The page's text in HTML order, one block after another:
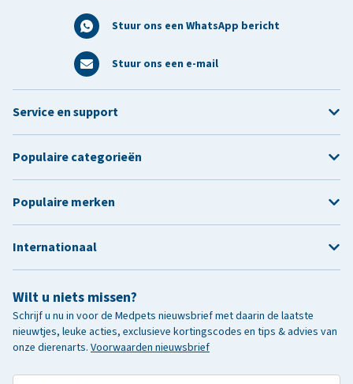
Stuur ons een WhatsApp bericht
Stuur ons een e-mail
Wilt u niets missen?
Schrijf u nu in voor de Medpets nieuwsbrief met daarin de laatste
nieuwtjes, leuke acties, exclusieve kortingscodes en tips & advies van
onze dierenarts. Voorwaarden nieuwsbrief
Service en support
Populaire categorieën
Populaire merken
Internationaal